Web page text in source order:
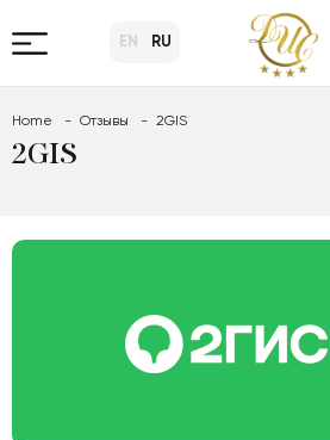
EN RU
Home Отзывы 2GIS
2GIS